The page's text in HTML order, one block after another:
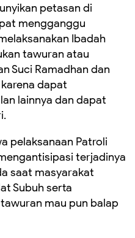
petasan di
mengganggu
Ibadah
tawuran atau
Suci Ramadhan dan
dapat
lainnya dan dapat
pelaksanaan Patroli
terjadinya
saat masyarakat
Subuh serta
mau pun balap